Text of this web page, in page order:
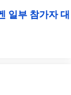
일부 참가자 대